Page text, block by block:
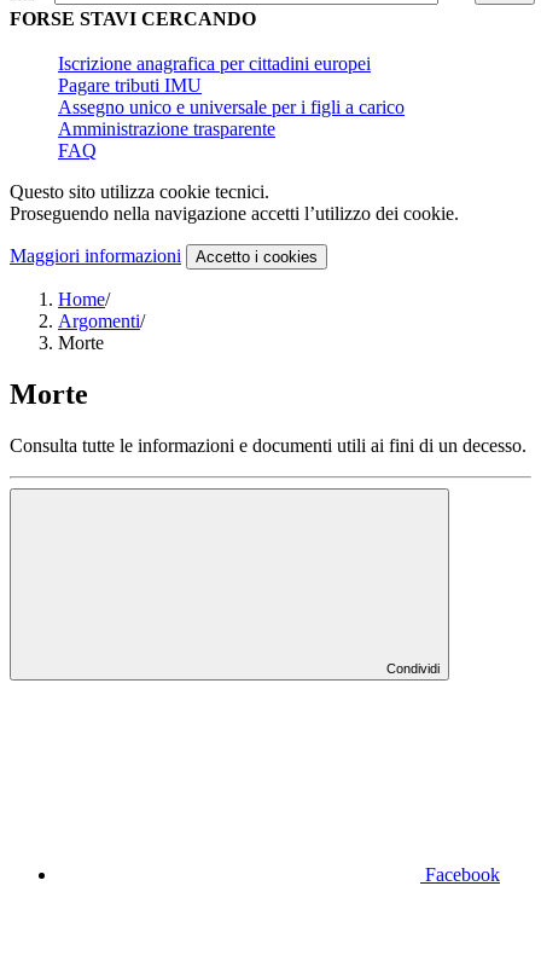
FORSE STAVI CERCANDO
Iscrizione anagrafica per cittadini europei
Pagare tributi IMU
Assegno unico e universale per i figli a carico
Amministrazione trasparente
FAQ
Questo sito utilizza cookie tecnici.
Proseguendo nella navigazione accetti l’utilizzo dei cookie.
Maggiori informazioni Accetto i cookies
Home/
Argomenti/
Morte
Morte
Consulta tutte le informazioni e documenti utili ai fini di un decesso.
Condividi
Facebook